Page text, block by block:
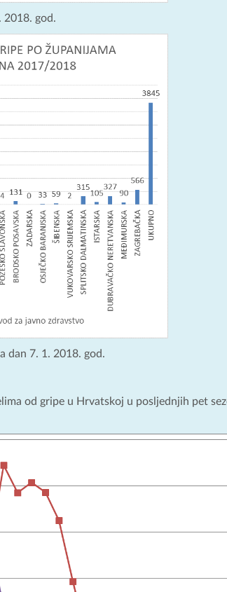
2018. god.
dan 7. 1. 2018. god.
od gripe u Hrvatskoj u posljednjih pet